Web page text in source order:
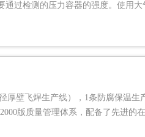
通过检测的压力容器的强度。使用
厚壁飞焊生产线），1条防腐保温生
版质量管理体系，配备了先进的